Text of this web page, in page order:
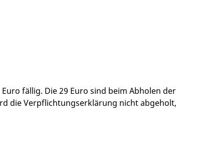
fällig. Die 29 Euro sind beim Abholen der
die Verpflichtungserklärung nicht abgeholt,